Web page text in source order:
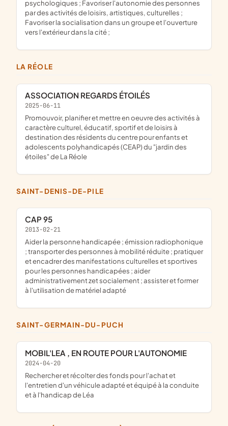
psychologiques ; Favoriser l'autonomie des personnes
par des activités de loisirs, artistiques, culturelles ;
Favoriser la socialisation dans un groupe et l'ouverture
vers l'extérieur dans la cité ;
LA RÉOLE
ASSOCIATION REGARDS ÉTOILÉS
2025-06-11
promouvoir, planifier et mettre en oeuvre des activités à
caractère culturel, éducatif, sportif et de loisirs à
destination des résidents du centre pour enfants et
adolescents polyhandicapés (CEAP) du "jardin des
étoiles" de La Réole
SAINT-DENIS-DE-PILE
CAP 95
2013-02-21
aider la personne handicapée ; émission radiophonique
; transporter des personnes à mobilité réduite ; pratiquer
et encadrer des manifestations culturelles et sportives
pour les personnes handicapées ; aider
administrativement zet socialement ; assister et former
à l'utilisation de matériel adapté
SAINT-GERMAIN-DU-PUCH
MOBIL'LEA , EN ROUTE POUR L'AUTONOMIE
2024-04-20
rechercher et récolter des fonds pour l'achat et
l'entretien d'un véhicule adapté et équipé à la conduite
et à l'handicap de Léa